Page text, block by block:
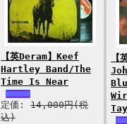
【英Deram】Keef
Hartley Band/The
Time Is Near
定価: 14,000円(税
込)
【